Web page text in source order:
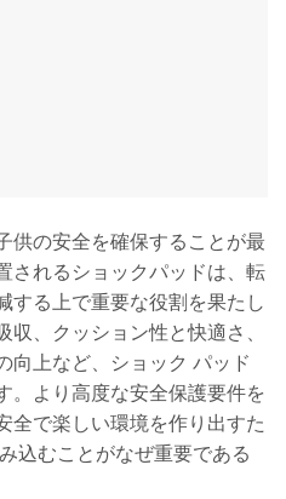
供の安全を確保することが最
されるショックパッドは、転
する上で重要な役割を果たし
、クッション性と快適さ、
向上など、ショック パッド
。より高度な安全保護要件を
全で楽しい環境を作り出すた
込むことがなぜ重要である